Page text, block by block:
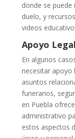
donde se
duelo, y
videos
Apoyo
En algunos
necesitar apoyo
asuntos
funerarios,
en Puebla
administrativo
estos aspectos